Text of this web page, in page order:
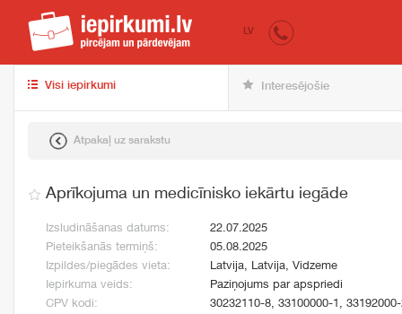
iepirkumi.lv
LV
Visi iepirkumi Interesējošie
Atpakaļ uz sarakstu
Aprīkojuma un medicīnisko iekārtu iegāde
Izsludināšanas datums:
22.07.2025
Pieteikšanās termiņš:
05.08.2025
Izpildes/piegādes vieta:
Latvija, Latvija, Vidzeme
Iepirkuma veids:
Paziņojums par apspriedi
CPV kodi:
30232110-8, 33100000-1,